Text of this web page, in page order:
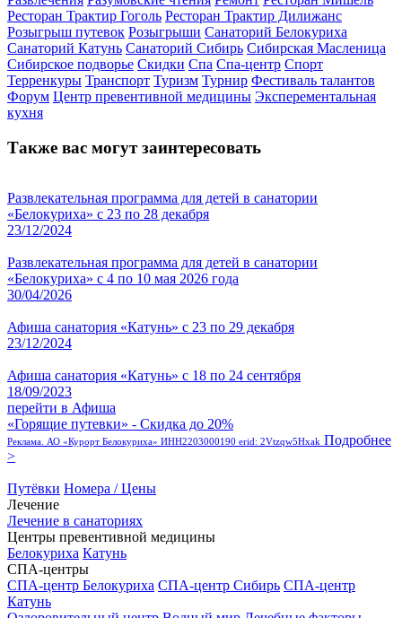
Ресторан Трактир Гоголь Ресторан Трактир Дилижанс
Розыгрыш путевок Розыгрыши Санаторий Белокуриха
Санаторий Катунь Санаторий Сибирь Сибирская Масленица
Сибирское подворье Скидки Спа Спа-центр Спорт
Терренкуры Транспорт Туризм Турнир Фестиваль талантов
Форум Центр превентивной медицины Эксперементальная
кухня
Также вас могут заинтересовать
Развлекательная программа для детей в санатории
«Белокуриха» с 23 по 28 декабря
23/12/2024
Развлекательная программа для детей в санатории
«Белокуриха» с 4 по 10 мая 2026 года
30/04/2026
Афиша санатория «Катунь» с 23 по 29 декабря
23/12/2024
Афиша санатория «Катунь» с 18 по 24 сентября
18/09/2023
перейти в Афиша
«Горящие путевки» - Скидка до 20%
Реклама. АО «Курорт Белокуриха» ИНН2203000190 erid: 2Vtzqw5Hxak Подробнее
>
Путёвки Номера / Цены
Лечение
Лечение в санаториях
Центры превентивной медицины
Белокуриха Катунь
СПА-центры
СПА-центр Белокуриха СПА-центр Сибирь СПА-центр
Катунь